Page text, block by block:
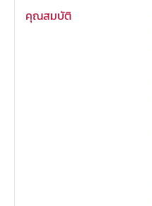
คุณสมบัติ